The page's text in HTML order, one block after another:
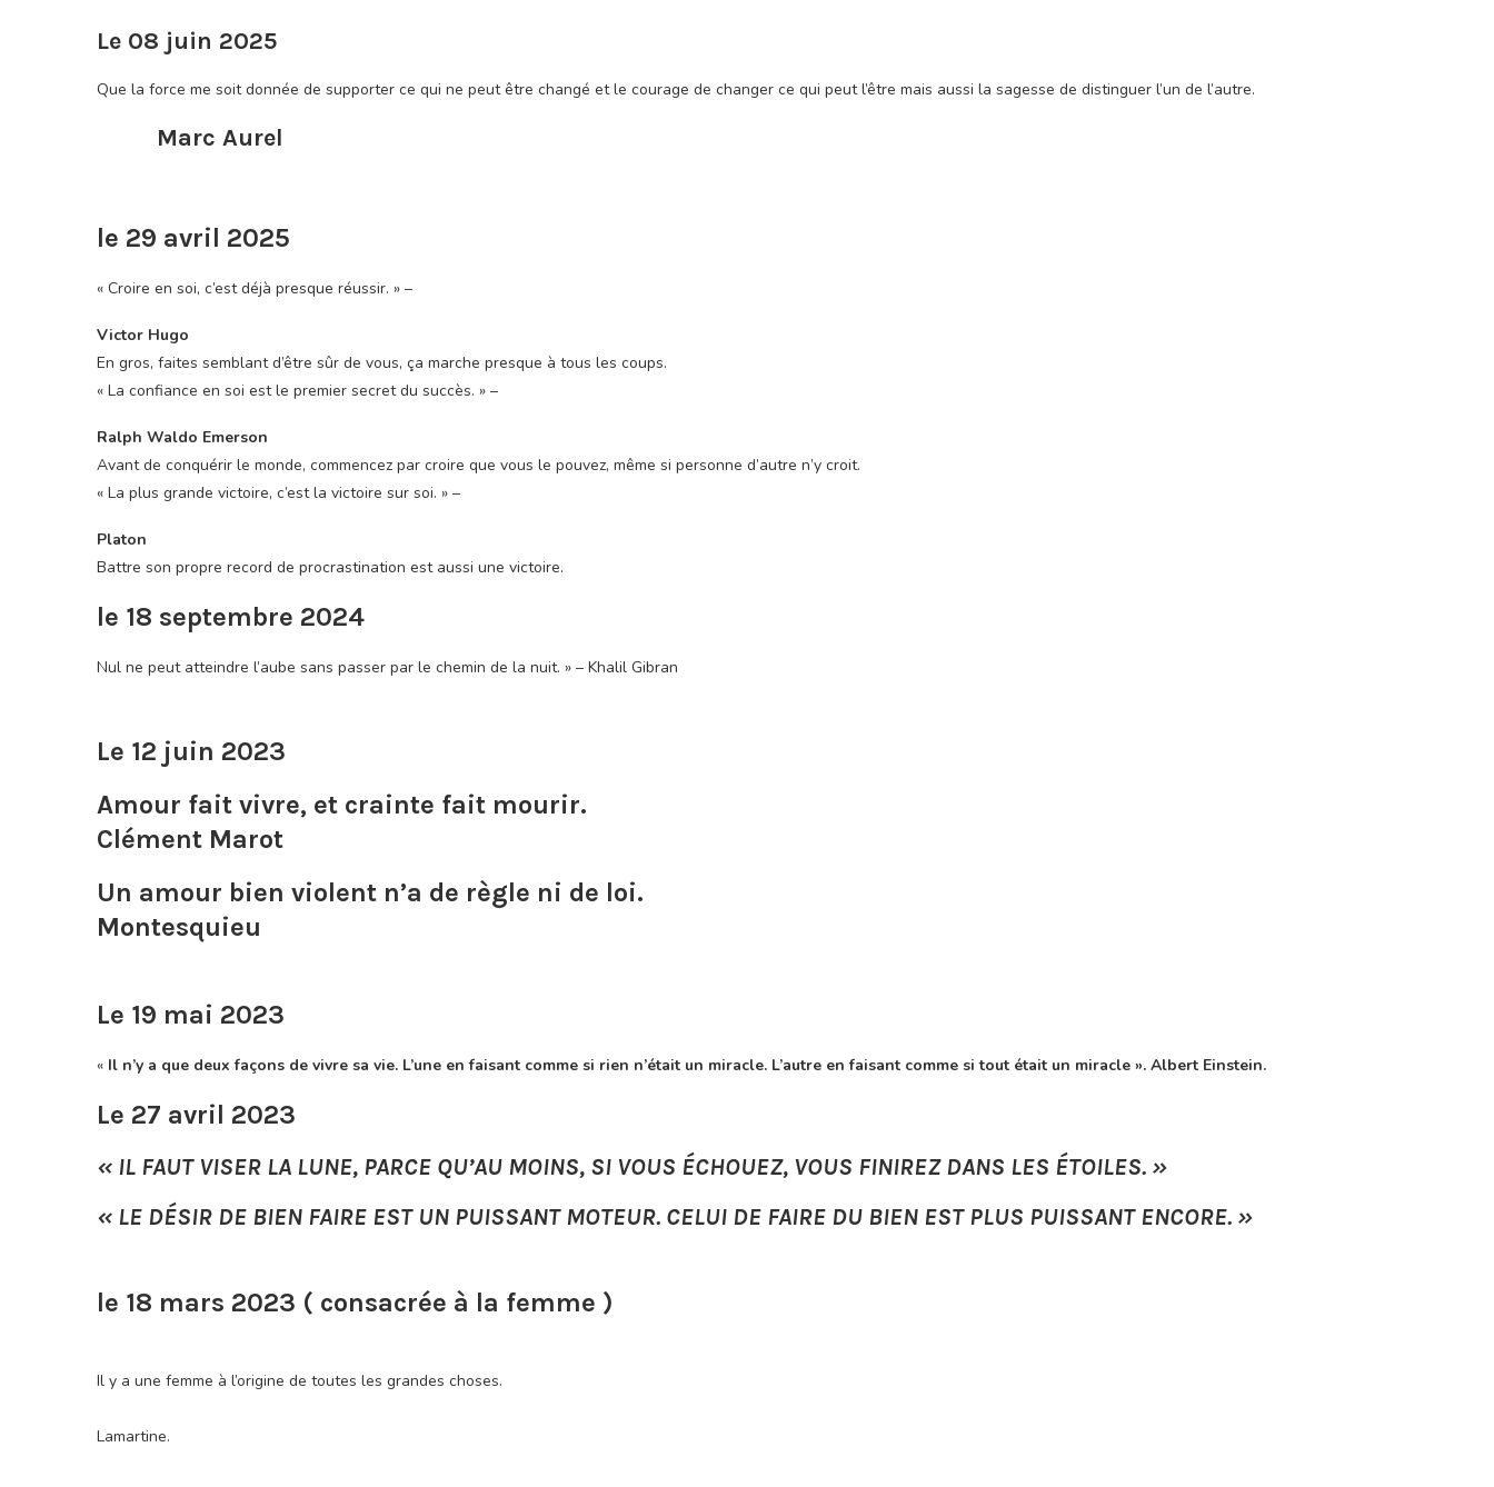
Le 08 juin 2025
Que la force me soit donnée de supporter ce qui ne peut être changé et le courage de changer ce qui peut l’être mais aussi la sagesse de distinguer l’un de l’autre.
Marc Aurel
le 29 avril 2025
« Croire en soi, c’est déjà presque réussir. » –
Victor Hugo
En gros, faites semblant d’être sûr de vous, ça marche presque à tous les coups.
« La confiance en soi est le premier secret du succès. » –
Ralph Waldo Emerson
Avant de conquérir le monde, commencez par croire que vous le pouvez, même si personne d’autre n’y croit.
« La plus grande victoire, c’est la victoire sur soi. » –
Platon
Battre son propre record de procrastination est aussi une victoire.
le 18 septembre 2024
Nul ne peut atteindre l’aube sans passer par le chemin de la nuit. » – Khalil Gibran
Le 12 juin 2023
Amour fait vivre, et crainte fait mourir.
Clément Marot
Un amour bien violent n’a de règle ni de loi.
Montesquieu
Le 19 mai 2023
« Il n’y a que deux façons de vivre sa vie. L’une en faisant comme si rien n’était un miracle. L’autre en faisant comme si tout était un miracle ». Albert Einstein.
Le 27 avril 2023
« IL FAUT VISER LA LUNE, PARCE QU’AU MOINS, SI VOUS ÉCHOUEZ, VOUS FINIREZ DANS LES ÉTOILES. »
« LE DÉSIR DE BIEN FAIRE EST UN PUISSANT MOTEUR. CELUI DE FAIRE DU BIEN EST PLUS PUISSANT ENCORE. »
le 18 mars 2023 ( consacrée à la femme )
Il y a une femme à l’origine de toutes les grandes choses.
Lamartine.